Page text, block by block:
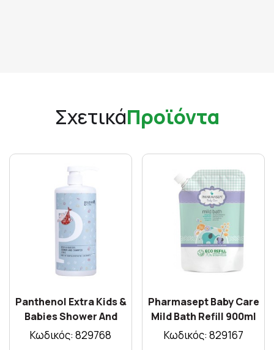
ΣχετικάΠροϊόντα
Panthenol Extra Kids &
Babies Shower And
Shampoo 2 In 1 1lt
Κωδικός: 829768
Pharmasept Baby Care
Mild Bath Refill 900ml
Κωδικός: 829167